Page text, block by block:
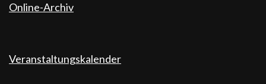
Online-Archiv
Veranstaltungskalender